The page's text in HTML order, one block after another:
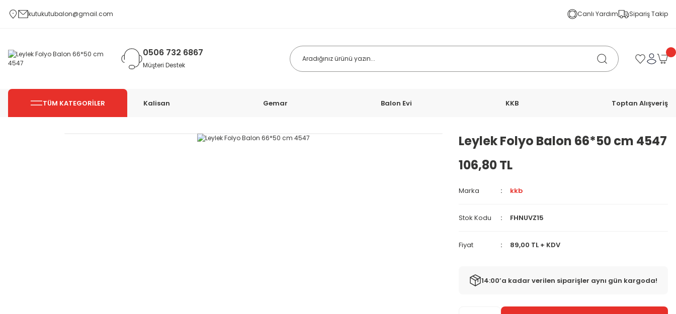
kutukutubalon@gmail.com Canlı Yardım Sipariş Takip
0506 732 6867
Müşteri Destek
TÜM KATEGORİLER Kalisan Gemar Balon Evi KKB Toptan Alışveriş
Leylek Folyo Balon 66*50 cm 4547
106,80 TL
Marka kkb
Stok Kodu FHNUVZ15
Fiyat 89,00 TL + KDV
14:00’a kadar verilen siparişler aynı gün kargoda!